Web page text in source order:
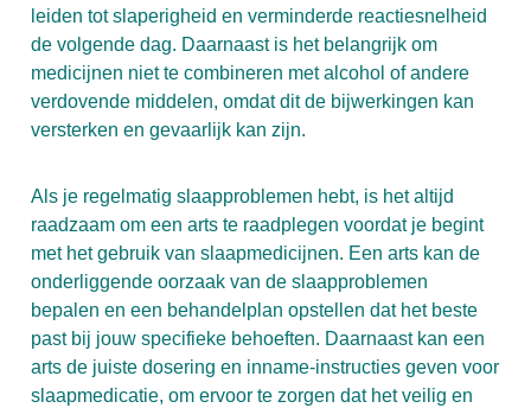
leiden tot slaperigheid en verminderde reactiesnelheid
de volgende dag. Daarnaast is het belangrijk om
medicijnen niet te combineren met alcohol of andere
verdovende middelen, omdat dit de bijwerkingen kan
versterken en gevaarlijk kan zijn.
Als je regelmatig slaapproblemen hebt, is het altijd
raadzaam om een arts te raadplegen voordat je begint
met het gebruik van slaapmedicijnen. Een arts kan de
onderliggende oorzaak van de slaapproblemen
bepalen en een behandelplan opstellen dat het beste
past bij jouw specifieke behoeften. Daarnaast kan een
arts de juiste dosering en inname-instructies geven voor
slaapmedicatie, om ervoor te zorgen dat het veilig en